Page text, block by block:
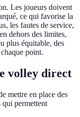
Les joueurs doivent
ce qui favorise la
les fautes de service,
dehors des limites,
plus équitable, des
point.
volley direct
mettre en place des
qui permettent